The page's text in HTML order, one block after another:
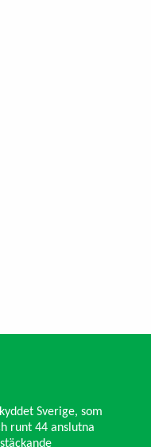
Sverige, som
runt 44 anslutna